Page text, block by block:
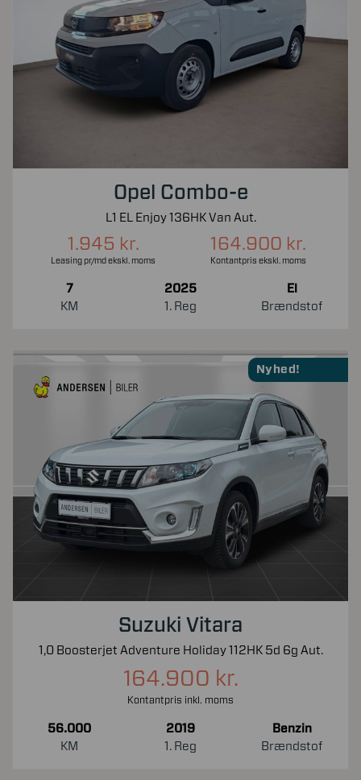
Opel Combo-e
L1 EL Enjoy 136HK Van Aut.
1.945 kr.
Leasing pr/md ekskl. moms
164.900 kr.
Kontantpris ekskl. moms
7
KM
2025
1. Reg
El
Brændstof
Nyhed!
Suzuki Vitara
1,0 Boosterjet Adventure Holiday 112HK 5d 6g Aut.
164.900 kr.
Kontantpris inkl. moms
56.000
KM
2019
1. Reg
Benzin
Brændstof